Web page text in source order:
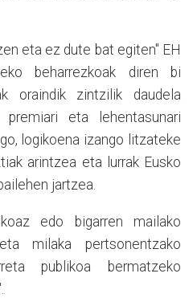
eta ez dute bat egiten" EH
beharrezkoak diren bi
oraindik zintzilik daudela
eta lehentasunari
logikoena izango litzateke
arintzea eta lurrak Eusko
jartzea.
edo bigarren mailako
milaka pertsonentzako
publikoa bermatzeko